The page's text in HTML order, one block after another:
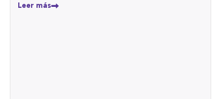
Leer más